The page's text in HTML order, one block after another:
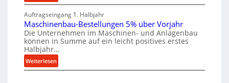
i
l
e
n
n
z
e
b
h
e
W
s
M
a
t
e
r
i
a
l
Auftragseingang 1. Halbjahr
Maschinenbau-Bestellungen 5% über Vorjahr
Die Unternehmen im Maschinen- und Anlagenbau
können in Summe auf ein leicht positives erstes
Halbjahr…
Weiterlesen:
M